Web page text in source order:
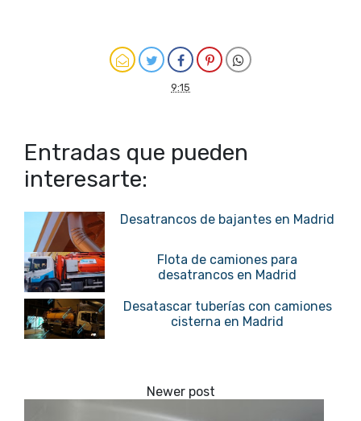
9:15
Entradas que pueden
interesarte:
Desatrancos de bajantes en Madrid
Flota de camiones para
desatrancos en Madrid
Desatascar tuberías con camiones
cisterna en Madrid